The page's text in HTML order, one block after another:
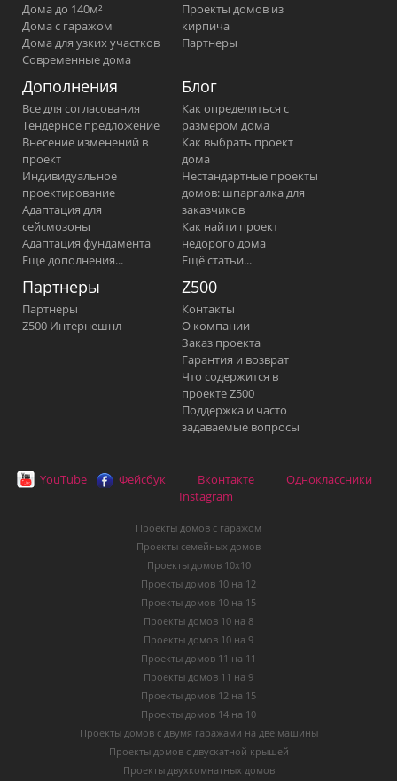
Дома до 140м²
Дома с гаражом
Дома для узких участков
Современные дома
Проекты домов из
кирпича
Партнеры
Дополнения
Все для согласования
Тендерное предложение
Внесение изменений в
проект
Индивидуальное
проектирование
Адаптация для
сейсмозоны
Адаптация фундамента
Еще дополнения...
Блог
Как определиться с
размером дома
Как выбрать проект
дома
Нестандартные проекты
домов: шпаргалка для
заказчиков
Как найти проект
недорого дома
Ещё статьи...
Партнеры
Партнеры
Z500 Интернешнл
Z500
Контакты
О компании
Заказ проекта
Гарантия и возврат
Что содержится в
проекте Z500
Поддержка и часто
задаваемые вопросы
YouTube Фейсбук Вконтакте
Одноклассники
Instagram
Проекты домов с гаражом
Проекты семейных домов
Проекты домов 10х10
Проекты домов 10 на 12
Проекты домов 10 на 15
Проекты домов 10 на 8
Проекты домов 10 на 9
Проекты домов 11 на 11
Проекты домов 11 на 9
Проекты домов 12 на 15
Проекты домов 14 на 10
Проекты домов с двумя гаражами на две машины
Проекты домов с двускатной крышей
Проекты двухкомнатных домов